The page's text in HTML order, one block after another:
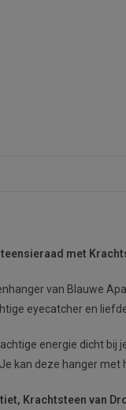
met
van Blauwe
eyecatcher en
energie dicht bij
kan deze hanger met
Krachtsteen van